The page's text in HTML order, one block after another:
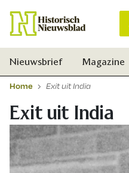
Nieuwsbrief Magazine
Home Exit uit India
Exit uit India